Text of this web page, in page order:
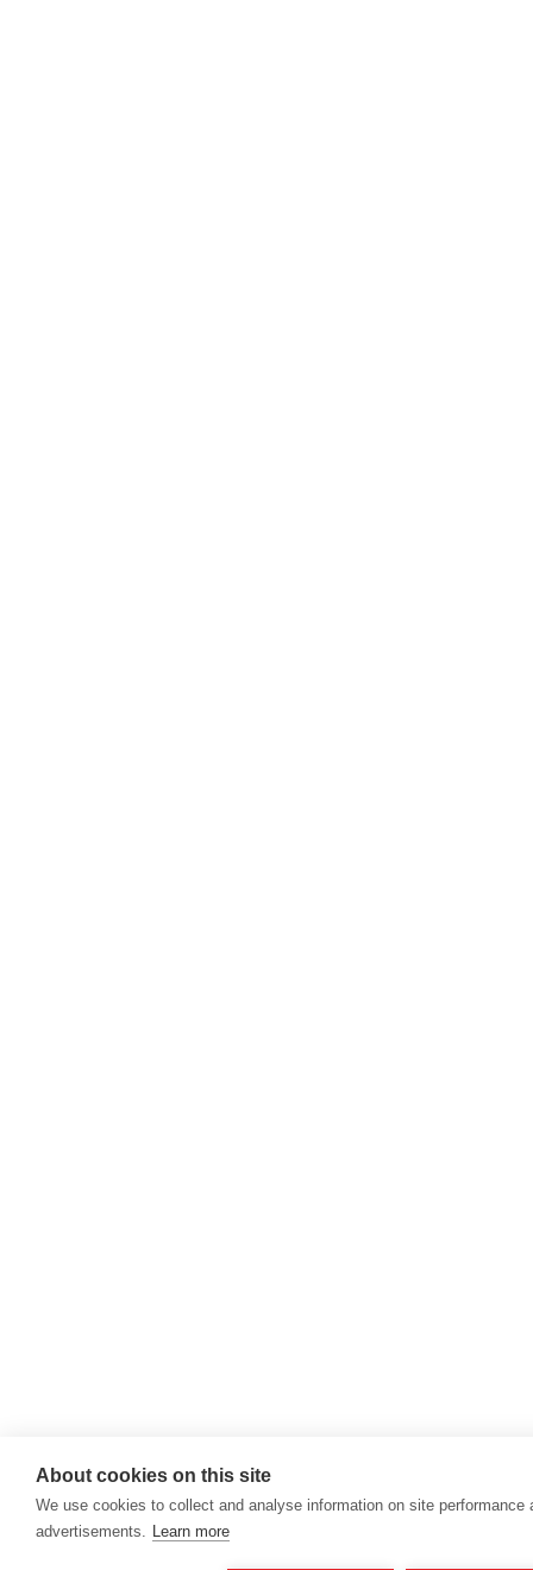
About cookies on this site
We use cookies to collect and analyse information on site
advertisements. Learn more